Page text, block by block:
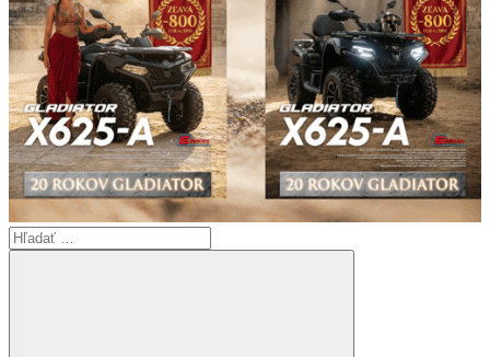
Search
for: